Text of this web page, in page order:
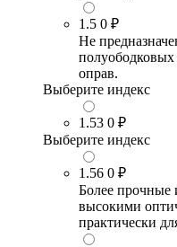
1.5 0 ₽
Не
оправ.
Выберите индекс
1.53 0 ₽
Выберите индекс
1.56 0 ₽
Более прочные
высокими
практически